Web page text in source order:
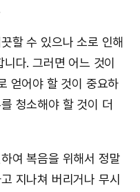
할 수 있으나 소로 인해
다. 그러면 어느 것이
얻어야 할 것이 중요하
청소해야 할 것이 더
여 복음을 위해서 정말
지나쳐 버리거나 무시